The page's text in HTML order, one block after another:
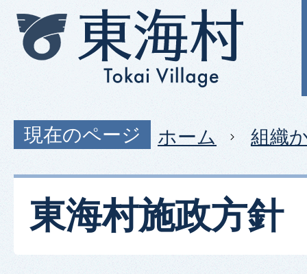
現在のページ ホーム 組織
東海村施政方針